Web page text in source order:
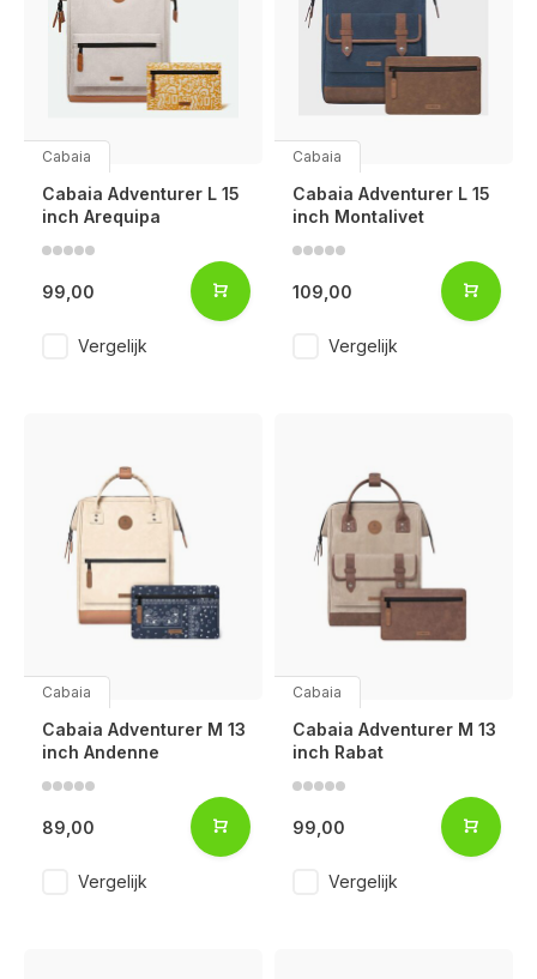
Cabaia
Cabaia Adventurer L 15
inch Arequipa
99,00
Vergelijk
Cabaia
Cabaia Adventurer L 15
inch Montalivet
109,00
Vergelijk
Cabaia
Cabaia Adventurer M 13
inch Andenne
89,00
Vergelijk
Cabaia
Cabaia Adventurer M 13
inch Rabat
99,00
Vergelijk